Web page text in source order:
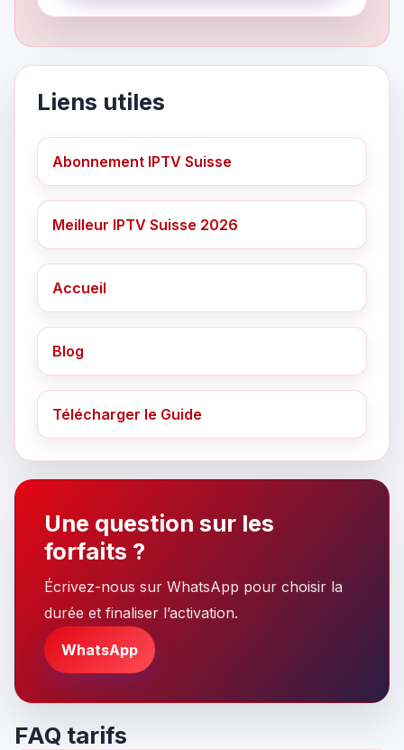
Liens utiles
Abonnement IPTV Suisse
Meilleur IPTV Suisse 2026
Accueil
Blog
Télécharger le Guide
Une question sur les
forfaits ?
Écrivez-nous sur WhatsApp pour choisir la
durée et finaliser l’activation.
WhatsApp
FAQ tarifs